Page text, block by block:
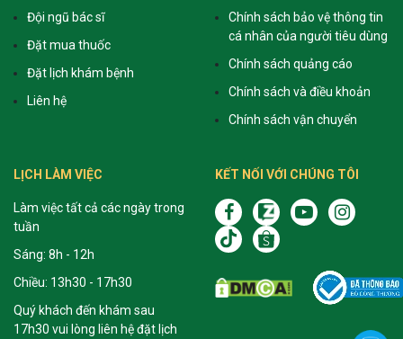
Đội ngũ bác sĩ
Đặt mua thuốc
Đặt lịch khám bệnh
Liên hệ
Chính sách bảo vệ thông tin
cá nhân của người tiêu dùng
Chính sách quảng cáo
Chính sách và điều khoản
Chính sách vận chuyển
LỊCH LÀM VIỆC
Làm việc tất cả các ngày trong
tuần
Sáng: 8h - 12h
Chiều: 13h30 - 17h30
Quý khách đến khám sau
17h30 vui lòng liên hệ đặt lịch
KẾT NỐI VỚI CHÚNG TÔI